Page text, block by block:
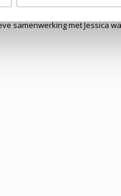
van het glas te
samenwerking met Jessica